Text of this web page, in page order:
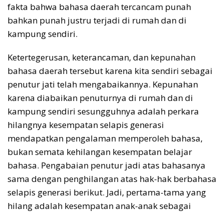
fakta bahwa bahasa daerah tercancam punah
bahkan punah justru terjadi di rumah dan di
kampung sendiri.
Ketertegerusan, keterancaman, dan kepunahan
bahasa daerah tersebut karena kita sendiri sebagai
penutur jati telah mengabaikannya. Kepunahan
karena diabaikan penuturnya di rumah dan di
kampung sendiri sesungguhnya adalah perkara
hilangnya kesempatan selapis generasi
mendapatkan pengalaman memperoleh bahasa,
bukan semata kehilangan kesempatan belajar
bahasa. Pengabaian penutur jadi atas bahasanya
sama dengan penghilangan atas hak-hak berbahasa
selapis generasi berikut. Jadi, pertama-tama yang
hilang adalah kesempatan anak-anak sebagai